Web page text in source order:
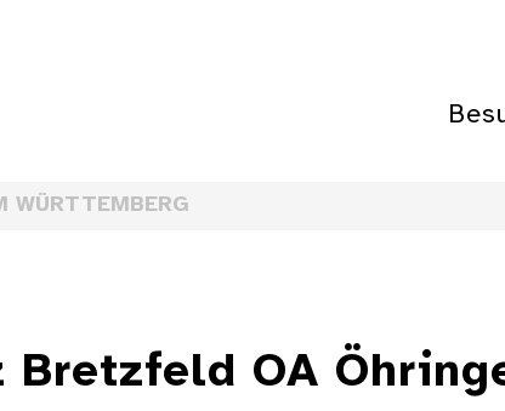
WÜRTTEMBERG
Bretzfeld OA